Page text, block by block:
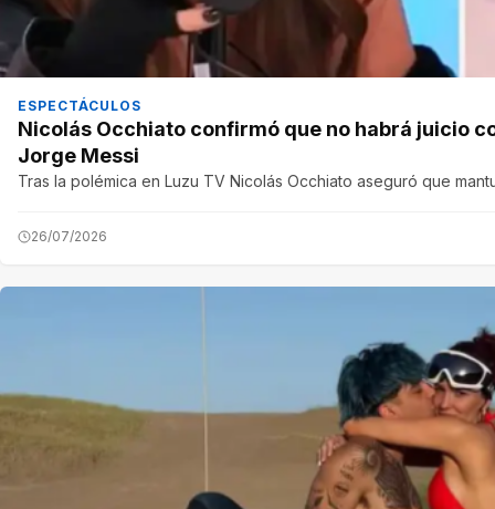
ESPECTÁCULOS
Nicolás Occhiato confirmó que no habrá juicio
Jorge Messi
Tras la polémica en Luzu TV Nicolás Occhiato aseguró que
26/07/2026